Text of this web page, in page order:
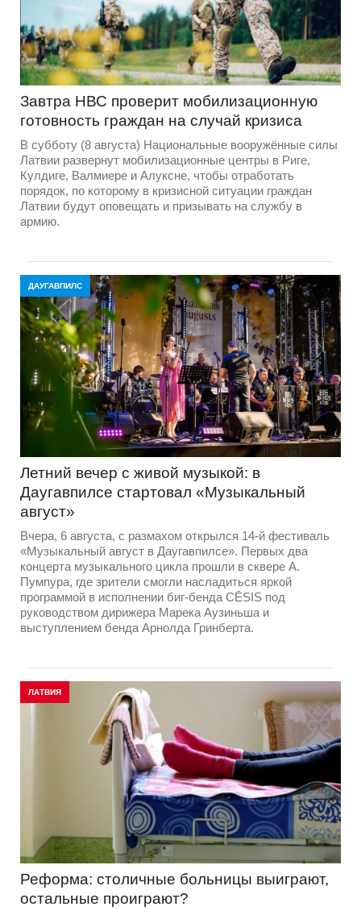
Завтра НВС проверит мобилизационную
готовность граждан на случай кризиса
В субботу (8 августа) Национальные вооружённые силы
Латвии развернут мобилизационные центры в Риге,
Кулдиге, Валмиере и Алуксне, чтобы отработать
порядок, по которому в кризисной ситуации граждан
Латвии будут оповещать и призывать на службу в
армию.
ДАУГАВПИЛС
Летний вечер с живой музыкой: в
Даугавпилсе стартовал «Музыкальный
август»
Вчера, 6 августа, с размахом открылся 14-й фестиваль
«Музыкальный август в Даугавпилсе». Первых два
концерта музыкального цикла прошли в сквере А.
Пумпура, где зрители смогли насладиться яркой
программой в исполнении биг-бенда CĒSIS под
руководством дирижера Марека Аузиньша и
выступлением бенда Арнолда Гринберта.
ЛАТВИЯ
Реформа: столичные больницы выиграют,
остальные проиграют?